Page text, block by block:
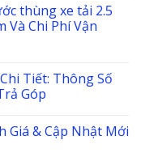
thùng xe tải 2.5
Và Chi Phí Vận
Tiết: Thông Số
Góp
Giá & Cập Nhật Mới